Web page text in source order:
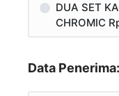
DUA SET
CHROMIC
Data Penerima: